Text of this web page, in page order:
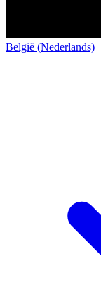
België (Nederlands)